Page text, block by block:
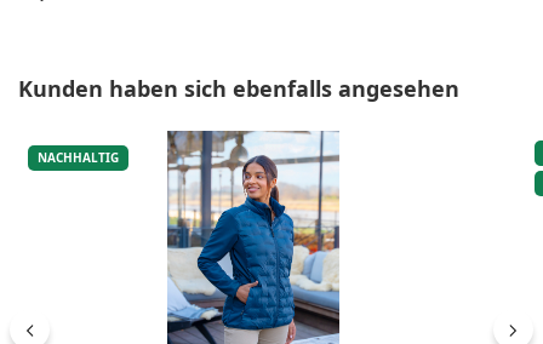
Produktgalerie überspringen
Kunden haben sich ebenfalls angesehen
NACHHALTIG